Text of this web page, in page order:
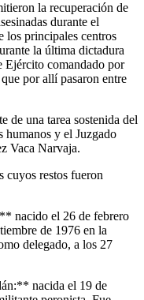
la recuperación de
durante el
los principales centros
la última dictadura
Ejército comandado por
por allí pasaron entre
de una tarea sostenida del
y el Juzgado
Vaca Narvaja.
cuyos restos fueron
nacido el 26 de febrero
de 1976 en la
delegado, a los 27
nacida el 19 de